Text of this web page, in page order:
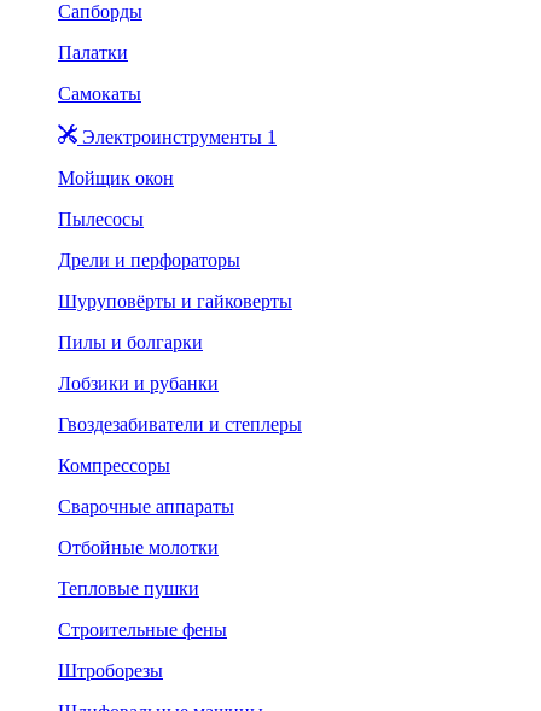
Сапборды
Палатки
Самокаты
Электроинструменты 1
Мойщик окон
Пылесосы
Дрели и перфораторы
Шуруповёрты и гайковерты
Пилы и болгарки
Лобзики и рубанки
Гвоздезабиватели и степлеры
Компрессоры
Сварочные аппараты
Отбойные молотки
Тепловые пушки
Строительные фены
Штроборезы